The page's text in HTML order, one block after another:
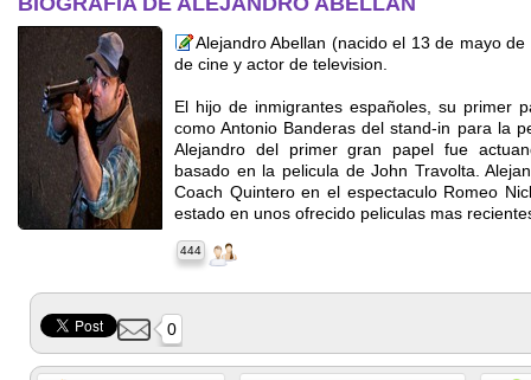
Alejandro Abellan (nacido el 13 de mayo
de cine y actor de television.
El hijo de inmigrantes españoles, su primer
como Antonio Banderas del stand-in para la
Alejandro del primer gran papel fue
basado en la pelicula de John Travolta.
Coach Quintero en el espectaculo Romeo
estado en unos ofrecido peliculas mas
444
0